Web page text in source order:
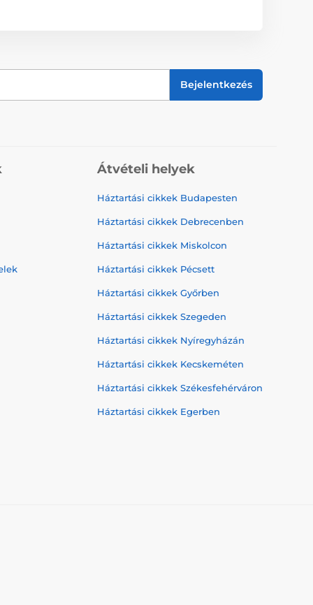
Bejelentkezés
Átvételi helyek
Háztartási cikkek Budapesten
Háztartási cikkek Debrecenben
Háztartási cikkek Miskolcon
Háztartási cikkek Pécsett
Háztartási cikkek Győrben
Háztartási cikkek Szegeden
Háztartási cikkek Nyíregyházán
Háztartási cikkek Kecskeméten
Háztartási cikkek Székesfehérváron
Háztartási cikkek Egerben